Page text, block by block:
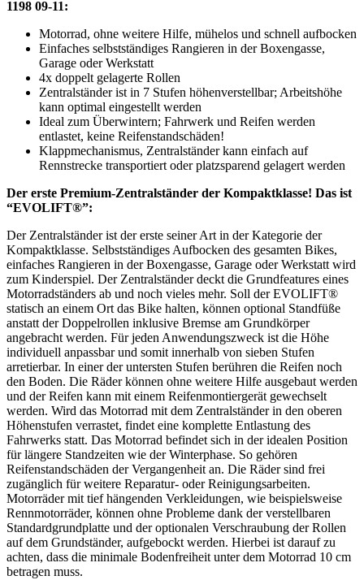
1198 09-11:
Motorrad, ohne weitere Hilfe, mühelos und schnell aufbocken
Einfaches selbstständiges Rangieren in der Boxengasse,
Garage oder Werkstatt
4x doppelt gelagerte Rollen
Zentralständer ist in 7 Stufen höhenverstellbar; Arbeitshöhe
kann optimal eingestellt werden
Ideal zum Überwintern; Fahrwerk und Reifen werden
entlastet, keine Reifenstandschäden!
Klappmechanismus, Zentralständer kann einfach auf
Rennstrecke transportiert oder platzsparend gelagert werden
Der erste Premium-Zentralständer der Kompaktklasse! Das ist
“EVOLIFT®”:
Der Zentralständer ist der erste seiner Art in der Kategorie der
Kompaktklasse. Selbstständiges Aufbocken des gesamten Bikes,
einfaches Rangieren in der Boxengasse, Garage oder Werkstatt wird
zum Kinderspiel. Der Zentralständer deckt die Grundfeatures eines
Motorradständers ab und noch vieles mehr. Soll der EVOLIFT®
statisch an einem Ort das Bike halten, können optional Standfüße
anstatt der Doppelrollen inklusive Bremse am Grundkörper
angebracht werden. Für jeden Anwendungszweck ist die Höhe
individuell anpassbar und somit innerhalb von sieben Stufen
arretierbar. In einer der untersten Stufen berühren die Reifen noch
den Boden. Die Räder können ohne weitere Hilfe ausgebaut werden
und der Reifen kann mit einem Reifenmontiergerät gewechselt
werden. Wird das Motorrad mit dem Zentralständer in den oberen
Höhenstufen verrastet, findet eine komplette Entlastung des
Fahrwerks statt. Das Motorrad befindet sich in der idealen Position
für längere Standzeiten wie der Winterphase. So gehören
Reifenstandschäden der Vergangenheit an. Die Räder sind frei
zugänglich für weitere Reparatur- oder Reinigungsarbeiten.
Motorräder mit tief hängenden Verkleidungen, wie beispielsweise
Rennmotorräder, können ohne Probleme dank der verstellbaren
Standardgrundplatte und der optionalen Verschraubung der Rollen
auf dem Grundständer, aufgebockt werden. Hierbei ist darauf zu
achten, dass die minimale Bodenfreiheit unter dem Motorrad 10 cm
betragen muss.